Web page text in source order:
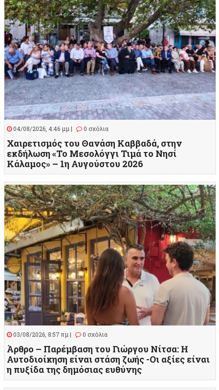
04/08/2026, 4:46 μμ | 0 σχόλια
Χαιρετισμός του Θανάση Καββαδά, στην
εκδήλωση «Το Μεσολόγγι Τιμά το Νησί
Κάλαμος» – 1η Αυγούστου 2026
03/08/2026, 8:57 πμ | 0 σχόλια
Άρθρο – Παρέμβαση του Γιώργου Νίτσα: Η
Αυτοδιοίκηση είναι στάση ζωής -Οι αξίες είναι
η πυξίδα της δημόσιας ευθύνης